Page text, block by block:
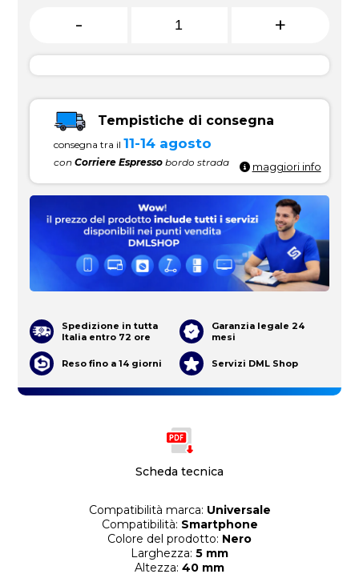
Scheda tecnica
Compatibilità marca: Universale
Compatibilità: Smartphone
Colore del prodotto: Nero
Larghezza: 5 mm
Altezza: 40 mm
- +
Tempistiche di consegna
consegna tra il 11-14 agosto
conCorriere Espresso bordo strada maggiori info
Spedizione in tutta
Italia entro 72 ore
Garanzia legale 24
mesi
Reso fino a 14 giorni Servizi DML Shop